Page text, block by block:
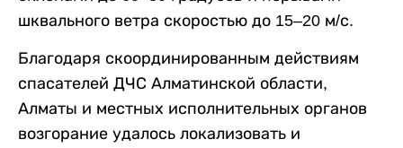
шквального ветра скоростью до 15–20 м/с.
Благодаря скоординированным действиям
спасателей ДЧС Алматинской области,
Алматы и местных исполнительных органов
возгорание удалось локализовать и